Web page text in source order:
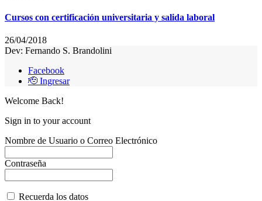
Cursos con certificación universitaria y salida laboral
26/04/2018
Dev: Fernando S. Brandolini
Facebook
🫡 Ingresar
Welcome Back!
Sign in to your account
Nombre de Usuario o Correo Electrónico
Contraseña
Recuerda los datos